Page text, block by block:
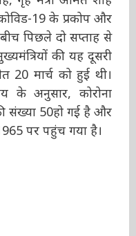
सिंह, गृह मंत्री
हुए। कोविड-19
सामने आने के बीच
के साथ
है।। पहली ऐसी
है कि स्वास्थ्य
के कारण देश में
इससे संक्रमित लोगों